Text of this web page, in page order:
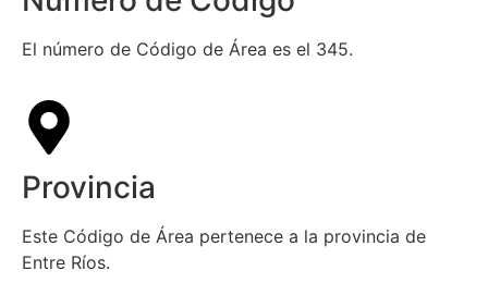
El número de Código de Área es el 345.
Provincia
Este Código de Área pertenece a la provincia de
Entre Ríos.